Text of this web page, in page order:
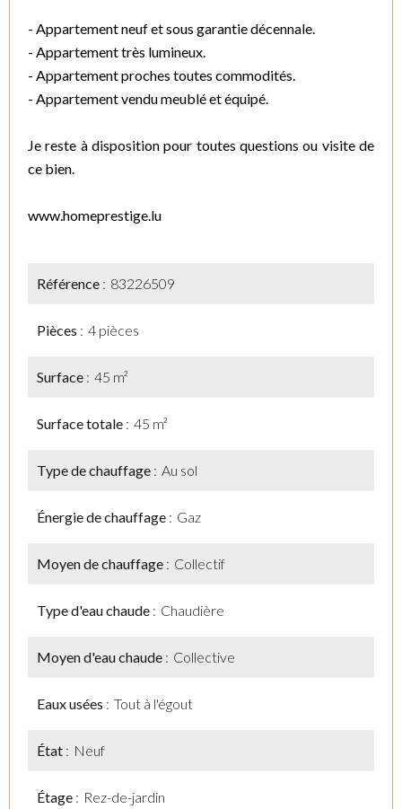
- Appartement neuf et sous garantie décennale.
- Appartement très lumineux.
- Appartement proches toutes commodités.
- Appartement vendu meublé et équipé.
Je reste à disposition pour toutes questions ou visite de
ce bien.
www.homeprestige.lu
Référence 83226509
Pièces 4 pièces
Surface 45 m²
Surface totale 45 m²
Type de chauffage Au sol
Énergie de chauffage Gaz
Moyen de chauffage Collectif
Type d'eau chaude Chaudière
Moyen d'eau chaude Collective
Eaux usées Tout à l'égout
État Neuf
Étage Rez-de-jardin